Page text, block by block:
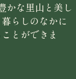
かな里山と美し
らしのなかに
とができま